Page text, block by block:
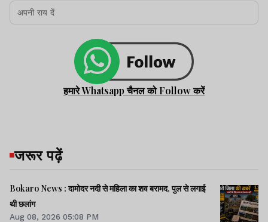
हमारे Whatsapp चैनल को Follow करें
जरूर पढ़ें
Bokaro News : दामोदर नदी से महिला का शव बरामद, पुल से लगाई
थी छलांग
Aug 08, 2026 05:08 PM